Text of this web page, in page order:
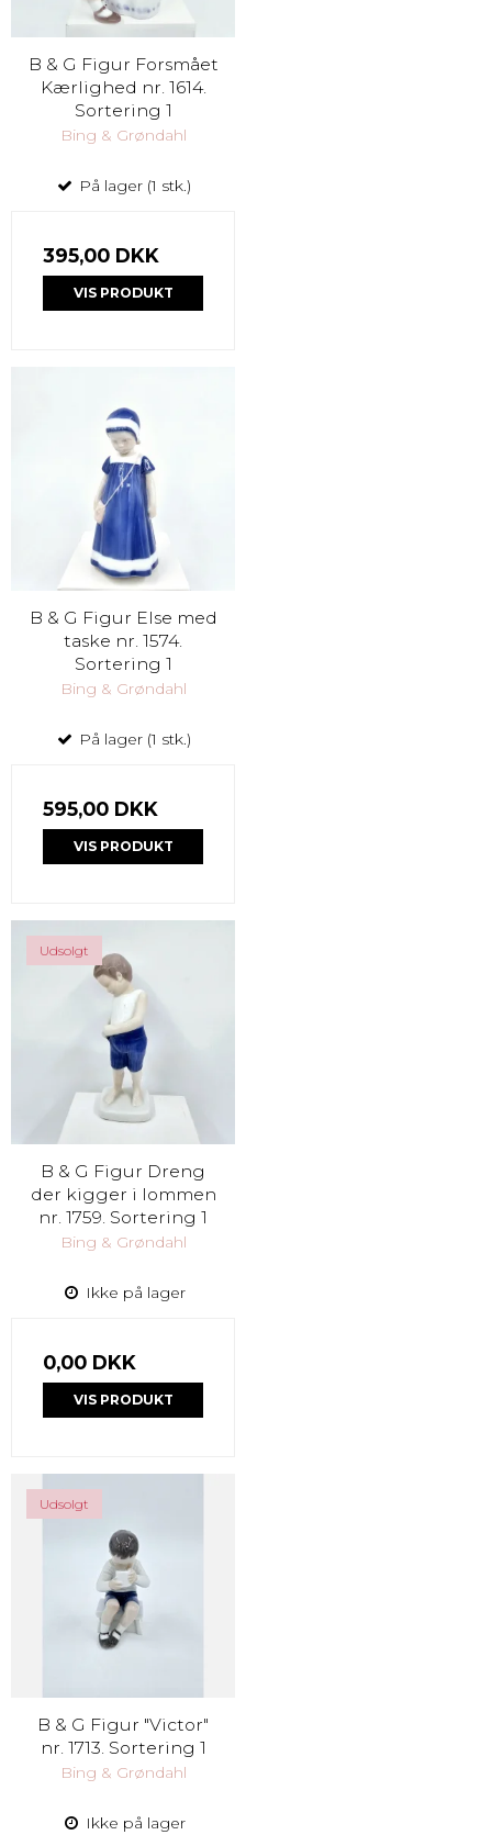
B & G Figur Forsmået
Kærlighed nr. 1614.
Sortering 1
Bing & Grøndahl
På lager (1 stk.)
395,00 DKK
VIS PRODUKT
B & G Figur Else med
taske nr. 1574.
Sortering 1
Bing & Grøndahl
På lager (1 stk.)
595,00 DKK
VIS PRODUKT
Udsolgt
B & G Figur Dreng
der kigger i lommen
nr. 1759. Sortering 1
Bing & Grøndahl
Ikke på lager
0,00 DKK
VIS PRODUKT
Udsolgt
B & G Figur "Victor"
nr. 1713. Sortering 1
Bing & Grøndahl
Ikke på lager